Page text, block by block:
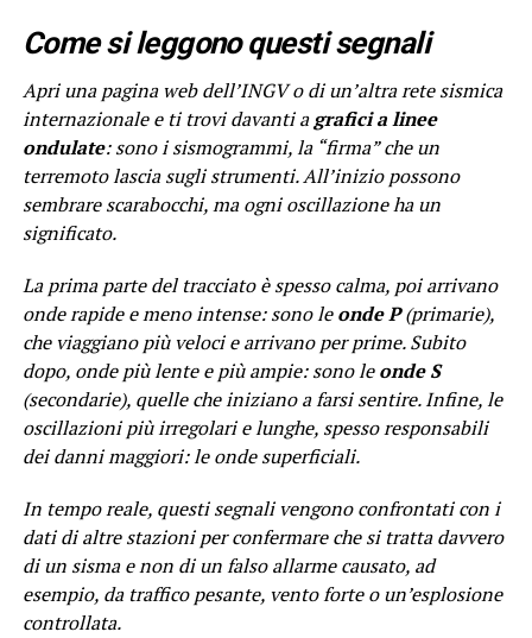
Come si leggono questi segnali
Apri una pagina web dell’INGV o di un’altra rete sismica
internazionale e ti trovi davanti agrafici a linee
ondulate: sono i sismogrammi, la “firma” che un
terremoto lascia sugli strumenti. All’inizio possono
sembrare scarabocchi, ma ogni oscillazione ha un
significato.
La prima parte del tracciato è spesso calma, poi arrivano
onde rapide e meno intense: sono leonde P(primarie),
che viaggiano più veloci e arrivano per prime. Subito
dopo, onde più lente e più ampie: sono leonde S
(secondarie), quelle che iniziano a farsi sentire. Infine, le
oscillazioni più irregolari e lunghe, spesso responsabili
dei danni maggiori: le onde superficiali.
In tempo reale, questi segnali vengono confrontati con i
dati di altre stazioni per confermare che si tratta davvero
di un sisma e non di un falso allarme causato, ad
esempio, da traffico pesante, vento forte o un’esplosione
controllata.